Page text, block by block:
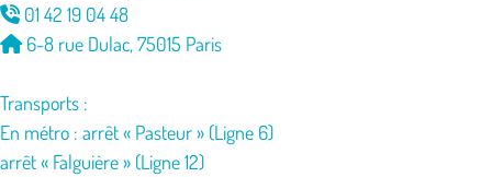
01 42 19 04 48
6-8 rue Dulac, 75015 Paris
Transports :
En métro : arrêt « Pasteur » (Ligne 6)
arrêt « Falguière » (Ligne 12)